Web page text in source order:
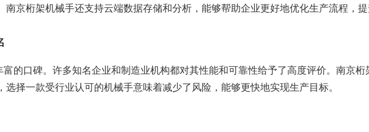
京桁架机械手还支持云端数据存储和分析，能够帮助企业更好地优化生产流程，
的口碑。许多知名企业和制造业机构都对其性能和可靠性给予了高度评价。南京
择一款受行业认可的机械手意味着减少了风险，能够更快地实现生产目标。